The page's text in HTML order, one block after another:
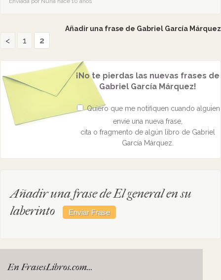
Añadir una frase de Gabriel García Márquez
< 1 2
¡No te pierdas las nuevas frases de
Gabriel García Márquez!
Quiero que me notifiquen cuando alguien
envíe una nueva frase,
cita o fragmento de algún libro de Gabriel
García Márquez.
Añadir una frase de El general en su
laberinto
En FrasesLibros.com...